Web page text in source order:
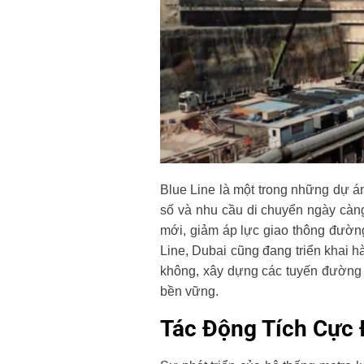
Blue Line là một trong những dự
số và nhu cầu di chuyển ngày
mới, giảm áp lực giao thông
Line, Dubai cũng đang triển khai
không, xây dựng các tuyến
bền vững.
Tác Động Tích Cực